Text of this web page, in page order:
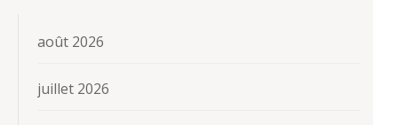
août 2026
juillet 2026